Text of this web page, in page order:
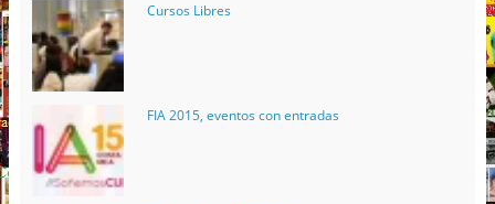
Cursos Libres
FIA 2015, eventos con entradas